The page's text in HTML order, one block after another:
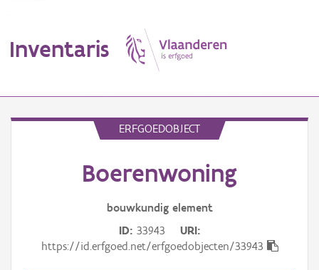
Inventaris
ERFGOEDOBJECT
Boerenwoning
bouwkundig element
ID 33943
URI
https://id.erfgoed.net/erfgoedobjecten/33943